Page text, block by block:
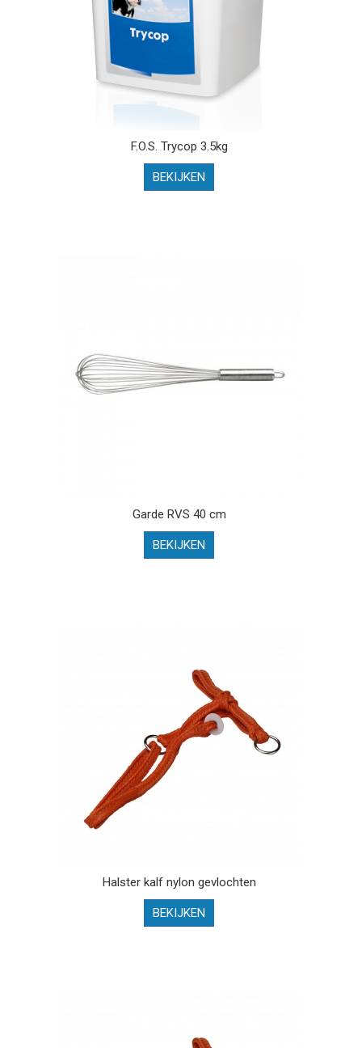
F.O.S. Trycop 3.5kg
BEKIJKEN
Garde RVS 40 cm
BEKIJKEN
Halster kalf nylon gevlochten
BEKIJKEN